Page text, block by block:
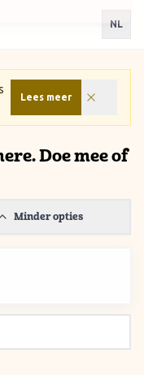
NL
Lees meer
Doe mee of
Minder opties